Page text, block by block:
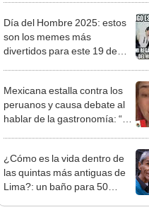
Día del Hombre 2025: estos
son los memes más
divertidos para este 19 de
Mexicana estalla contra los
peruanos y causa debate al
hablar de la gastronomía: “Se
¿Cómo es la vida dentro de
las quintas más antiguas de
Lima?: un baño para 50